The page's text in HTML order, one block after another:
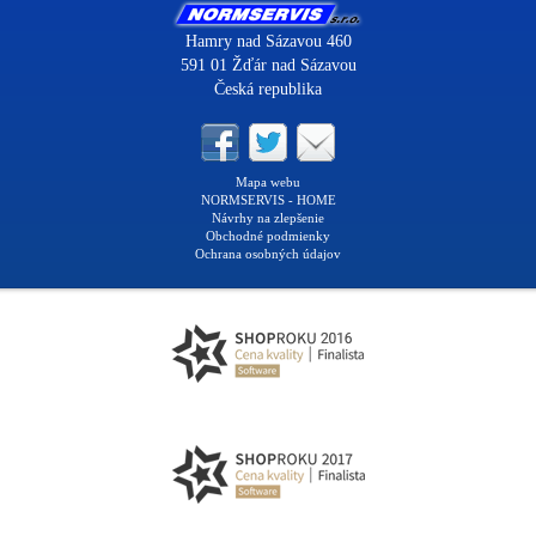
Hamry nad Sázavou 460
591 01 Žďár nad Sázavou
Česká republika
Mapa webu
NORMSERVIS - HOME
Návrhy na zlepšenie
Obchodné podmienky
Ochrana osobných údajov